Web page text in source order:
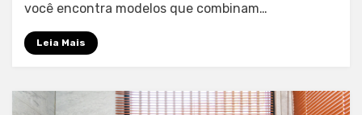
relaxamento
casa
você encontra modelos que combinam…
Leia Mais